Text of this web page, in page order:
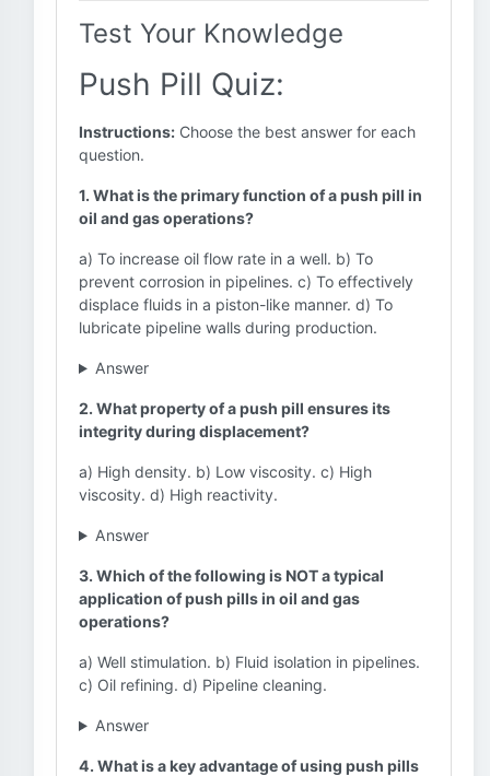
Test Your Knowledge
Push Pill Quiz:
Instructions: Choose the best answer for each
question.
1. What is the primary function of a push pill in
oil and gas operations?
a) To increase oil flow rate in a well. b) To
prevent corrosion in pipelines. c) To effectively
displace fluids in a piston-like manner. d) To
lubricate pipeline walls during production.
Answer
2. What property of a push pill ensures its
integrity during displacement?
a) High density. b) Low viscosity. c) High
viscosity. d) High reactivity.
Answer
3. Which of the following is NOT a typical
application of push pills in oil and gas
operations?
a) Well stimulation. b) Fluid isolation in pipelines.
c) Oil refining. d) Pipeline cleaning.
Answer
4. What is a key advantage of using push pills